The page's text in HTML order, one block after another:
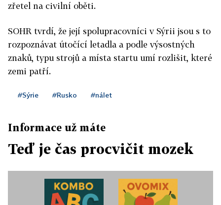
zřetel na civilní oběti.
SOHR tvrdí, že její spolupracovníci v Sýrii jsou s to
rozpoznávat útočící letadla a podle výsostných
znaků, typu strojů a místa startu umí rozlišit, které
zemi patří.
#Sýrie #Rusko #nálet
Informace už máte
Teď je čas procvičit mozek